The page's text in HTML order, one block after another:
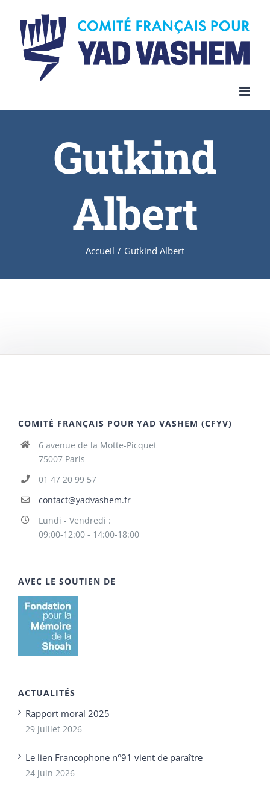
content
Gutkind
Albert
Accueil / Gutkind Albert
COMITÉ FRANÇAIS POUR YAD VASHEM (CFYV)
6 avenue de la Motte-Picquet
75007 Paris
01 47 20 99 57
contact@yadvashem.fr
Lundi - Vendredi :
09:00-12:00 - 14:00-18:00
AVEC LE SOUTIEN DE
ACTUALITÉS
Rapport moral 2025
29 juillet 2026
Le lien Francophone n°91 vient de paraître
24 juin 2026